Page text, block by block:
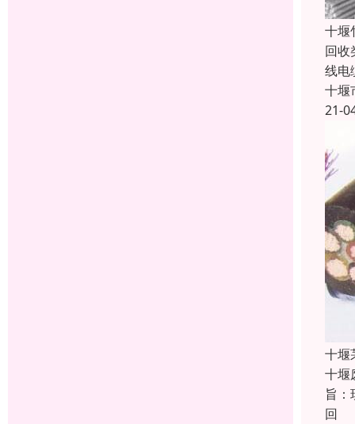
十堰
回收
线电
十堰
21-
十堰
十堰
旨
回